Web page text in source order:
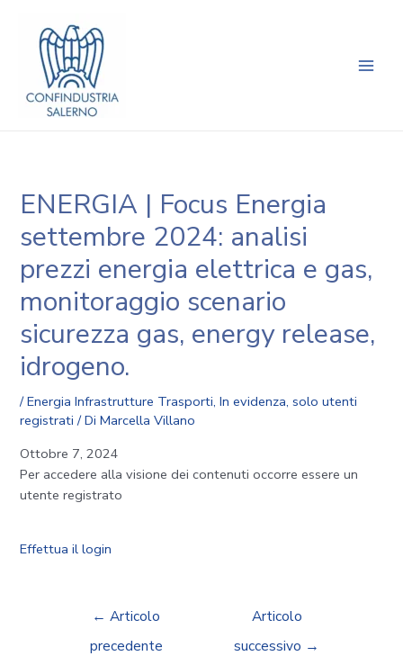
contenuto
ENERGIA | Focus Energia
settembre 2024: analisi
prezzi energia elettrica e gas,
monitoraggio scenario
sicurezza gas, energy release,
idrogeno.
/Energia Infrastrutture Trasporti,In evidenza,solo utenti
registrati / DiMarcella Villano
Ottobre 7, 2024
Per accedere alla visione dei contenuti occorre essere un
utente registrato
Effettua il login
articoli
← Articolo
precedente
Articolo
successivo →